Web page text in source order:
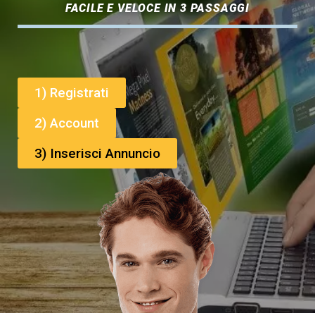
FACILE E VELOCE IN 3 PASSAGGI
1) Registrati
2) Account
3) Inserisci Annuncio